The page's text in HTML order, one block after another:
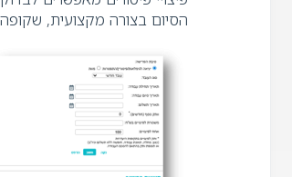
הסיום בצורה מקצועית,